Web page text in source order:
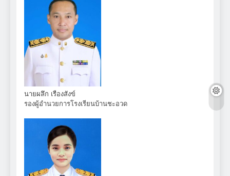
นายผลึก เรืองสังข์
รองผู้อำนวยการโรงเรียนบ้านชะอวด